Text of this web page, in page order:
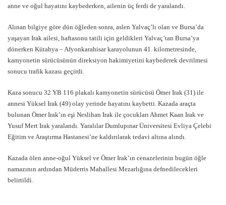
anne ve oğul hayatını kaybederken, ailenin üç ferdi de yaralandı.
Alınan bilgiye göre dün öğleden sonra, aslen Yalvaç’lı olan ve Bursa’da
yaşayan Irak ailesi, haftasonu tatili için geldikleri Yalvaç’tan Bursa’ya
dönerken Kütahya – Afyonkarahisar karayolunun 41. kilometresinde,
kamyonetin sürücüsünün direksiyon hakimiyetini kaybederek devrilmesi
sonucu trafik kazası geçirdi.
Kaza sonucu 32 YB 116 plakalı kamyonetin sürücüsü Ömer Irak (31) ile
annesi Yüksel Irak (49) olay yerinde hayatını kaybetti. Kazada araçta
bulunan Ömer Irak’ın eşi Neslihan Irak ile çocukları Ahmet Kaan Irak ve
Yusuf Mert Irak yaralandı. Yaralılar Dumlupınar Üniversitesi Evliya Çelebi
Eğitim ve Araştırma Hastanesi’ne kaldırılarak tedavi altına alındı.
Kazada ölen anne-oğul Yüksel ve Ömer Irak’ın cenazelerinin bugün öğle
namazının ardından Müderris Mahallesi Mezarlığına defnedilecekleri
belirtildi.